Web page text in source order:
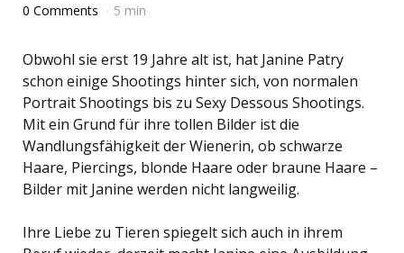
0 Comments 5 min
Obwohl sie erst 19 Jahre alt ist, hat Janine Patry
schon einige Shootings hinter sich, von normalen
Portrait Shootings bis zu Sexy Dessous Shootings.
Mit ein Grund für ihre tollen Bilder ist die
Wandlungsfähigkeit der Wienerin, ob schwarze
Haare, Piercings, blonde Haare oder braune Haare –
Bilder mit Janine werden nicht langweilig.
Ihre Liebe zu Tieren spiegelt sich auch in ihrem